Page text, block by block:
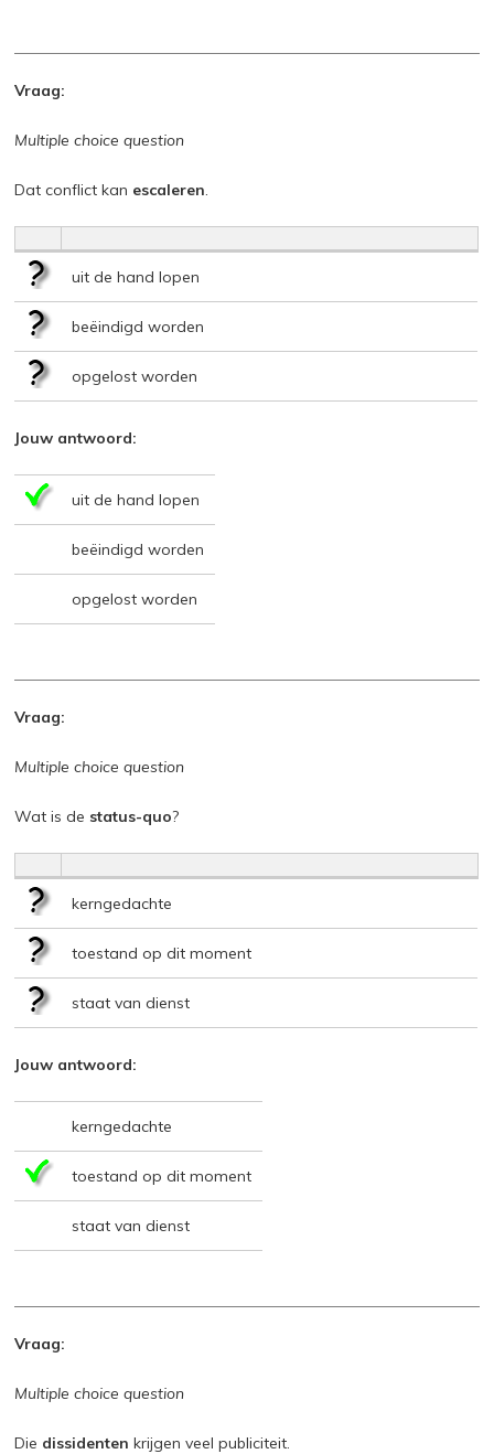
Vraag:
Multiple choice question
Dat conflict kan escaleren.
uit de hand lopen
beëindigd worden
opgelost worden
Jouw antwoord:
uit de hand lopen
beëindigd worden
opgelost worden
Vraag:
Multiple choice question
Wat is de status-quo?
kerngedachte
toestand op dit moment
staat van dienst
Jouw antwoord:
kerngedachte
toestand op dit moment
staat van dienst
Vraag:
Multiple choice question
Die dissidenten krijgen veel publiciteit.